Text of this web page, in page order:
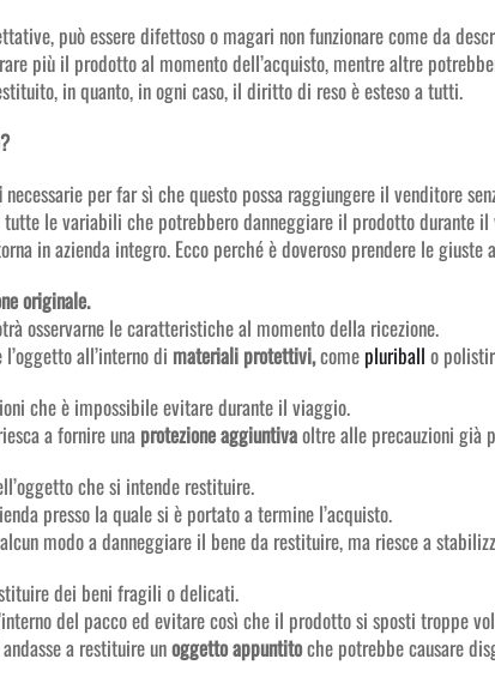
può essere difettoso o magari non funzionare come da
più il prodotto al momento dell’acquisto, mentre altre
in quanto, in ogni caso, il diritto di reso è esteso a tutti.
necessarie per far sì che questo possa raggiungere il venditore
le variabili che potrebbero danneggiare il prodotto durante
in azienda integro. Ecco perché è doveroso prendere le giuste
originale.
osservarne le caratteristiche al momento della ricezione.
all’interno di materiali protettivi,come pluriball o
che è impossibile evitare durante il viaggio.
a fornire unaprotezione aggiuntivaoltre alle precauzioni già
che si intende restituire.
presso la quale si è portato a termine l’acquisto.
modo a danneggiare il bene da restituire, ma riesce a
dei beni fragili o delicati.
del pacco ed evitare così che il prodotto si sposti troppe
a restituire unoggetto appuntitoche potrebbe causare